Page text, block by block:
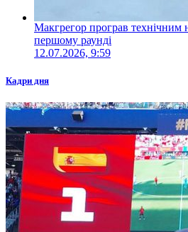
Макгрегор програв технічним
першому раунді
12.07.2026, 9:59
Кадри дня